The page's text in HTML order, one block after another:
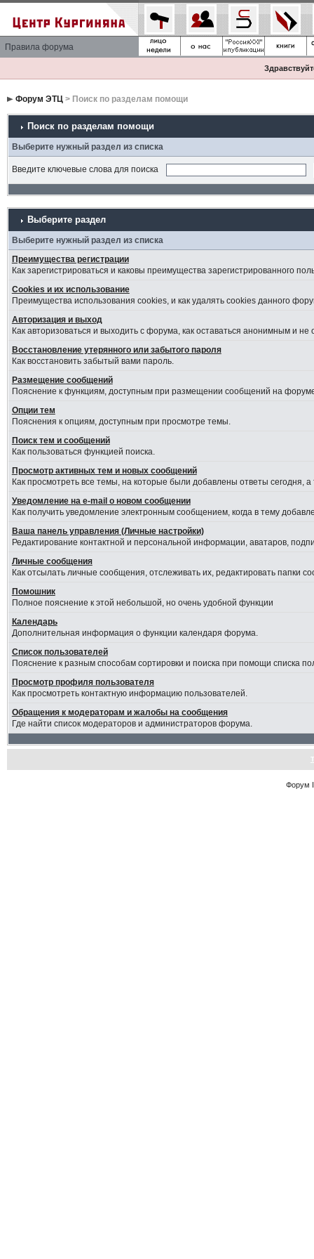
Правила форума
Форум ЭТЦ> Поиск по разделам помощи
Поиск по разделам помощи
Выберите нужный раздел из списка
Введите ключевые слова для поиска
Выберите раздел
Выберите нужный раздел из списка
Преимущества регистрации
Как зарегистрироваться и каковы преимущества зарегистрированного
Cookies и их использование
Преимущества использования cookies, и как удалять cookies данного
Авторизация и выход
Как авторизоваться и выходить с форума, как оставаться анонимным и
Восстановление утерянного или забытого пароля
Как восстановить забытый вами пароль.
Размещение сообщений
Пояснение к функциям, доступным при размещении сообщений на
Опции тем
Пояснения к опциям, доступным при просмотре темы.
Поиск тем и сообщений
Как пользоваться функцией поиска.
Просмотр активных тем и новых сообщений
Как просмотреть все темы, на которые были добавлены ответы сегодня,
Уведомление на е-mail о новом сообщении
Как получить уведомление электронным сообщением, когда в тему
Ваша панель управления (Личные настройки)
Редактирование контактной и персональной информации, аватаров,
Личные сообщения
Как отсылать личные сообщения, отслеживать их, редактировать папки
Помошник
Полное пояснение к этой небольшой, но очень удобной функции
Календарь
Дополнительная информация о функции календаря форума.
Список пользователей
Пояснение к разным способам сортировки и поиска при помощи списка
Просмотр профиля пользователя
Как просмотреть контактную информацию пользователей.
Обращения к модераторам и жалобы на сообщения
Где найти список модераторов и администраторов форума.
Форум